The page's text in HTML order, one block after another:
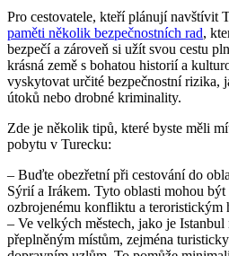
Pro cestovatele, kteří plánují navštívit
paměti několik bezpečnostních rad,
bezpečí a zároveň si užít svou cestu
krásná země s bohatou historií a
vyskytovat určité bezpečnostní rizika,
útoků nebo drobné kriminality.
Zde je několik tipů, které byste měli
pobytu v Turecku:
– Buďte obezřetní při cestování do
Sýrií a Irákem. Tyto oblasti mohou
ozbrojenému konfliktu a teroristickým
– Ve velkých městech, jako je
přeplněným místům, zejména